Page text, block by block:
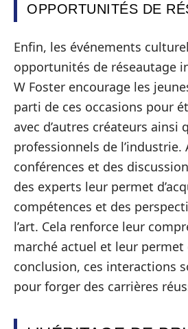
OPPORTUNITÉS DE
Enfin, les événements
opportunités de réseautage
W Foster encourage les
parti de ces occasions pour
avec d’autres créateurs ainsi
professionnels de l’industrie.
conférences et des
des experts leur permet
compétences et des
l’art. Cela renforce leur
marché actuel et leur permet
conclusion, ces interactions
pour forger des carrières